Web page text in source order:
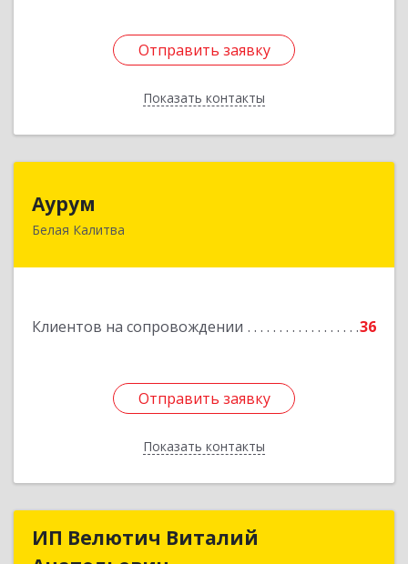
Отправить заявку
Показать контакты
Отправить заявку
Назад
Аурум
Белая Калитва
Клиентов на сопровождении 36
Отправить заявку
Показать контакты
347044, Ростовская обл, Белокалитвинский р-н,
Отправить заявку
Назад
ИП Велютич ВиталийИП Велютич Виталий